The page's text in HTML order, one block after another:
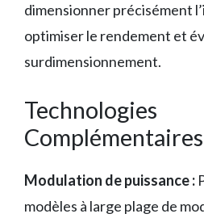
dimensionner précisément
optimiser le rendement et
surdimensionnement.
Technologies
Complémentaires
Modulation de puissance :
modèles à large plage de